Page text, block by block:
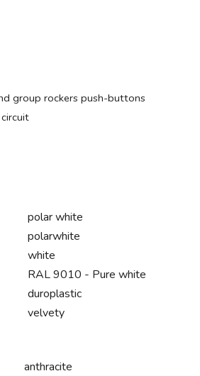
group rockers push-buttons
polar white
polarwhite
white
RAL 9010 - Pure white
duroplastic
velvety
anthracite